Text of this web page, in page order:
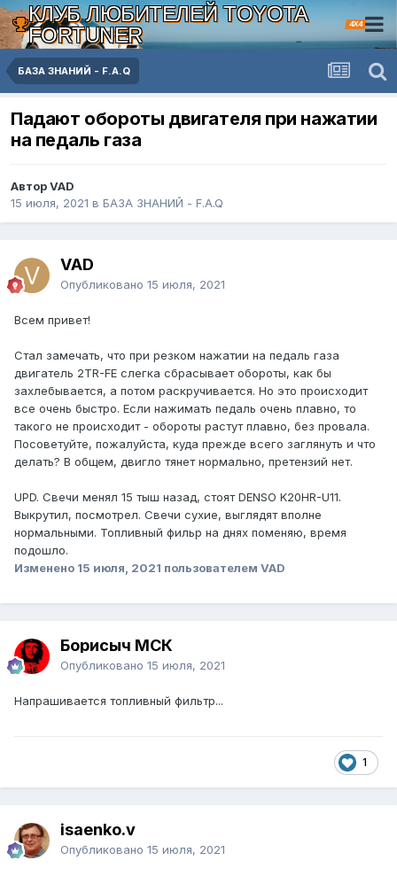
КЛУБ ЛЮБИТЕЛЕЙ TOYOTA
FORTUNER
4X4
БАЗА ЗНАНИЙ - F.A.Q
Падают обороты двигателя при нажатии
на педаль газа
Автор VAD
15 июля, 2021 в БАЗА ЗНАНИЙ - F.A.Q
VAD
Опубликовано 15 июля, 2021
Всем привет!
Стал замечать, что при резком нажатии на педаль газа
двигатель 2TR-FE слегка сбрасывает обороты, как бы
захлебывается, а потом раскручивается. Но это происходит
все очень быстро. Если нажимать педаль очень плавно, то
такого не происходит - обороты растут плавно, без провала.
Посоветуйте, пожалуйста, куда прежде всего заглянуть и что
делать? В общем, двигло тянет нормально, претензий нет.
UPD. Свечи менял 15 тыш назад, стоят DENSO K20HR-U11.
Выкрутил, посмотрел. Свечи сухие, выглядят вполне
нормальными. Топливный фильр на днях поменяю, время
подошло.
Изменено 15 июля, 2021 пользователем VAD
Борисыч МСК
Опубликовано 15 июля, 2021
Напрашивается топливный фильтр...
1
isaenko.v
Опубликовано 15 июля, 2021